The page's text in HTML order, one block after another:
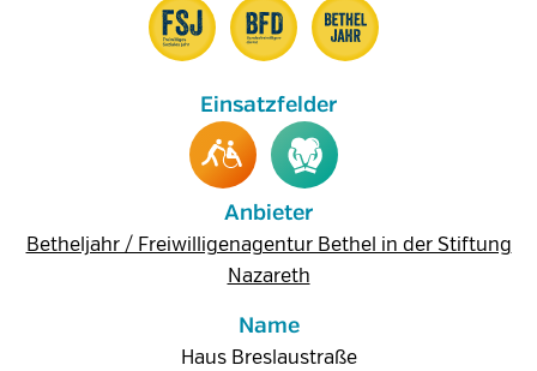
Anbieter
Betheljahr / Freiwilligenagentur Bethel in der Stiftung
Nazareth
Name
Haus Breslaustraße